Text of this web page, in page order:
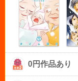
0円作品あり